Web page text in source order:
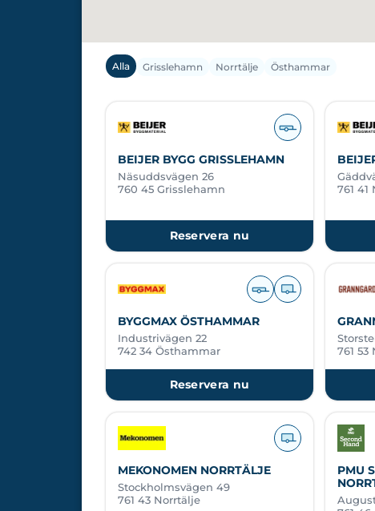
Alla Grisslehamn Norrtälje Östhammar
BEIJER BYGG GRISSLEHAMN
Näsuddsvägen 26
760 45 Grisslehamn
Reservera nu
761 41
BYGGMAX ÖSTHAMMAR
Industrivägen 22
742 34 Östhammar
Reservera nu
761 53
MEKONOMEN NORRTÄLJE
Stockholmsvägen 49
761 43 Norrtälje
PMU